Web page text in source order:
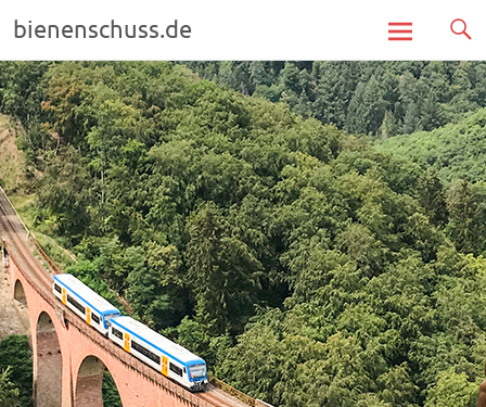
bienenschuss.de
Zum
Inhalt
springen